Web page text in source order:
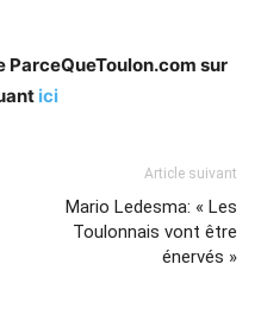
ParceQueToulon.com sur
ici
Article suivant
Mario Ledesma: « Les
Toulonnais vont être
énervés »